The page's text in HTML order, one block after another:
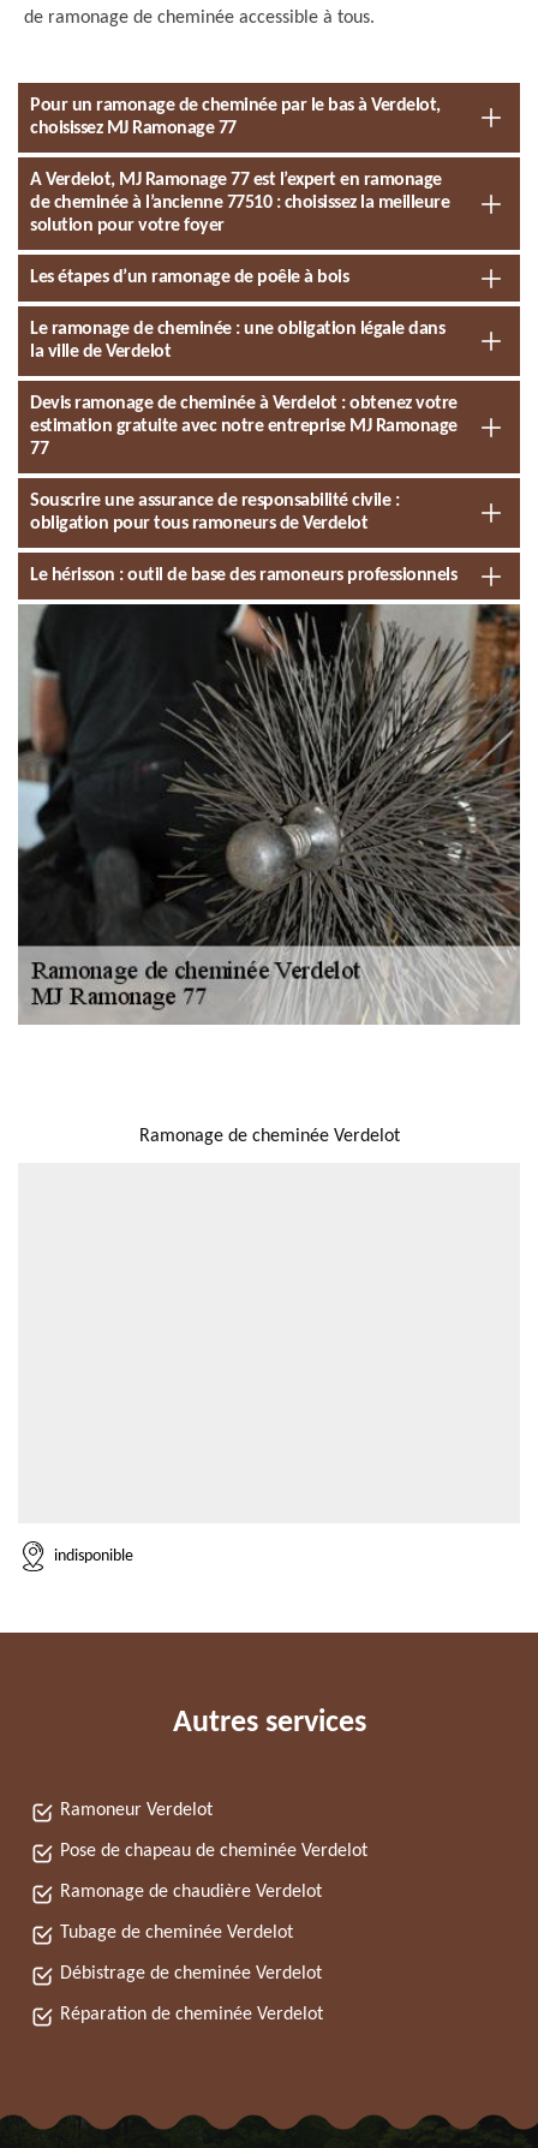
de ramonage de cheminée accessible à tous.
Pour un ramonage de cheminée par le bas à Verdelot,
choisissez MJ Ramonage 77
A Verdelot, MJ Ramonage 77 est l’expert en ramonage
de cheminée à l’ancienne 77510 : choisissez la meilleure
solution pour votre foyer
Les étapes d’un ramonage de poêle à bois
Le ramonage de cheminée : une obligation légale dans
la ville de Verdelot
Devis ramonage de cheminée à Verdelot : obtenez votre
estimation gratuite avec notre entreprise MJ Ramonage
77
Souscrire une assurance de responsabilité civile :
obligation pour tous ramoneurs de Verdelot
Le hérisson : outil de base des ramoneurs professionnels
Ramonage de cheminée Verdelot
indisponible
Autres services
Ramoneur Verdelot
Pose de chapeau de cheminée Verdelot
Ramonage de chaudière Verdelot
Tubage de cheminée Verdelot
Débistrage de cheminée Verdelot
Réparation de cheminée Verdelot